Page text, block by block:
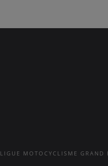
LIGUE MOTOCYCLISME GRAND